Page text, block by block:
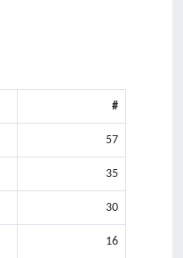
#
57
35
30
16